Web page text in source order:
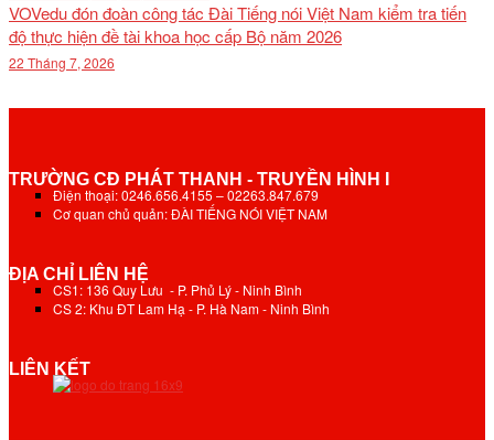
VOVedu đón đoàn công tác Đài Tiếng nói Việt Nam kiểm tra tiến
độ thực hiện đề tài khoa học cấp Bộ năm 2026
22 Tháng 7, 2026
TRƯỜNG CĐ PHÁT THANH - TRUYỀN HÌNH I
Điện thoại: 0246.656.4155 – 02263.847.679
Cơ quan chủ quản: ĐÀI TIẾNG NÓI VIỆT NAM
ĐỊA CHỈ LIÊN HỆ
CS1: 136 Quy Lưu - P. Phủ Lý - Ninh Bình
CS 2: Khu ĐT Lam Hạ - P. Hà Nam - Ninh Bình
LIÊN KẾT